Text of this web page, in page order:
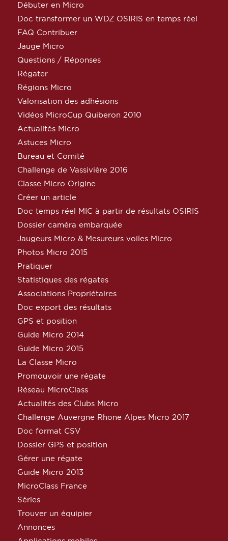
Débuter en Micro
Doc transformer un WDZ OSIRIS en temps réel
FAQ Contribuer
Jauge Micro
Questions / Réponses
Régater
Régions Micro
Valorisation des adhésions
Vidéos MicroCup Quiberon 2010
Actualités Micro
Astuces Micro
Bureau et Comité
Challenge de Vassivière 2016
Classe Micro Origine
Créer un article
Doc temps réel MIC à partir de résultats OSIRIS
Dossier caméra embarquée
Jaugeurs Micro & Mesureurs voiles Micro
Photos Micro 2015
Pratiquer
Statistiques des régates
Associations Propriétaires
Doc export des résultats
GPS et position
Guide Micro 2014
Guide Micro 2015
La Classe Micro
Promouvoir une régate
Réseau MicroClass
Actualités des Clubs Micro
Challenge Auvergne Rhone Alpes Micro 2017
Doc format CSV
Dossier GPS et position
Gérer une régate
Guide Micro 2013
MicroClass France
Séries
Trouver un équipier
Annonces